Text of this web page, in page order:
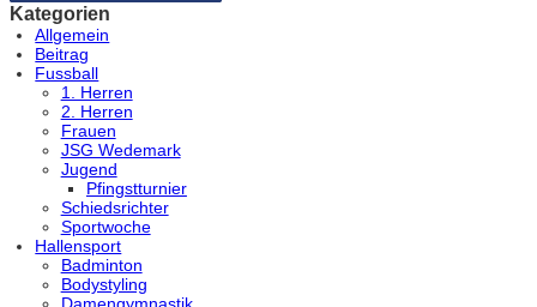
Kategorien
Allgemein
Beitrag
Fussball
1. Herren
2. Herren
Frauen
JSG Wedemark
Jugend
Pfingstturnier
Schiedsrichter
Sportwoche
Hallensport
Badminton
Bodystyling
Damengymnastik